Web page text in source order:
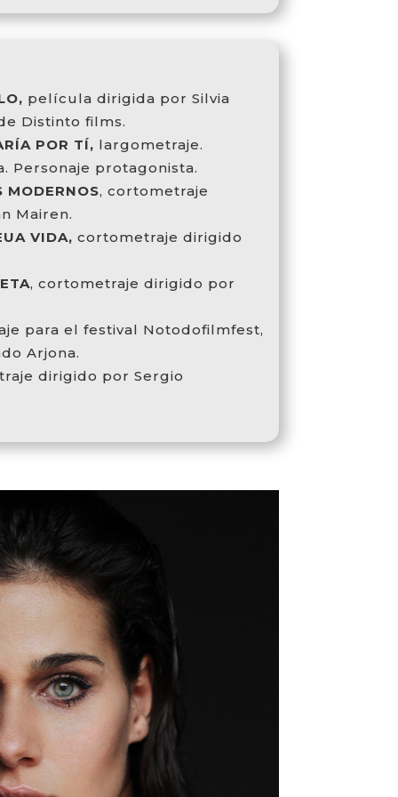
película dirigida por Silvia
Distinto films.
POR TÍ, largometraje.
Personaje protagonista.
MODERNOS, cortometraje
Mairen.
VIDA, cortometraje dirigido
, cortometraje dirigido por
para el festival Notodofilmfest,
Arjona.
dirigido por Sergio